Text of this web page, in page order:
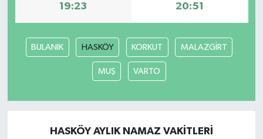
19:23 20:51
BULANIK HASKÖY KORKUT MALAZGİRT
MUŞ VARTO
HASKÖY AYLIK NAMAZ VAKITLERI
Yerel